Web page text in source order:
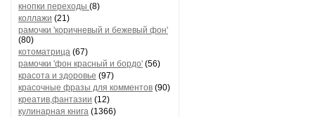
кнопки переходы (8)
коллажи (21)
рамочки 'коричневый и бежевый фон'
(80)
котоматрица (67)
рамочки 'фон красный и бордо' (56)
красота и здоровье (97)
красочные фразы для комментов (90)
креатив,фантазии (12)
кулинарная книга (1366)